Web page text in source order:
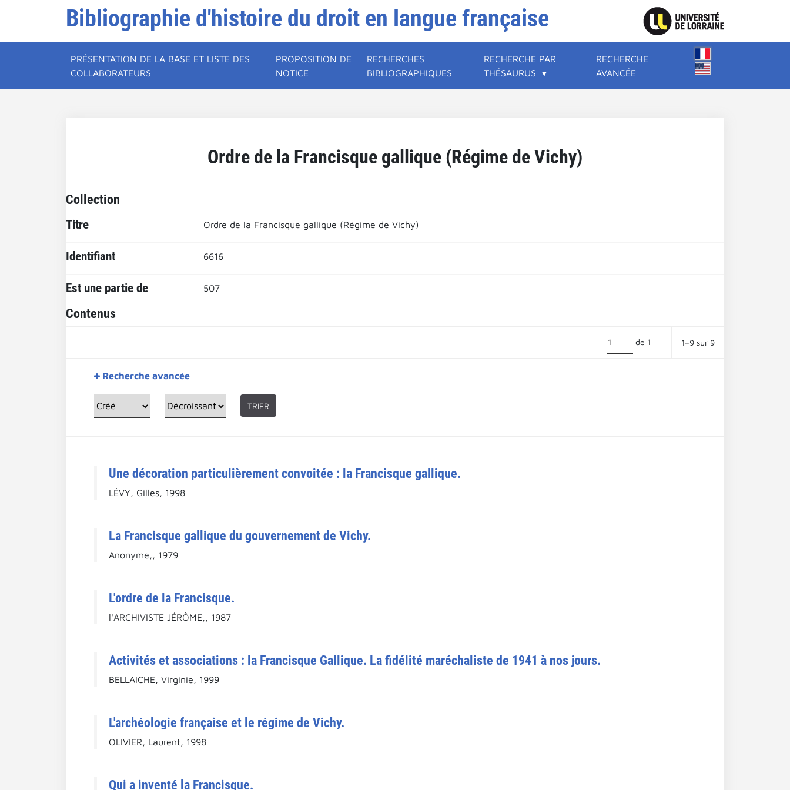
Bibliographie d'histoire du droit en langue française
PRÉSENTATION DE LA BASE ET LISTE DES
COLLABORATEURS
PROPOSITION DE
NOTICE
RECHERCHES
BIBLIOGRAPHIQUES
RECHERCHE PAR
THÉSAURUS
RECHERCHE
AVANCÉE
Ordre de la Francisque gallique (Régime de Vichy)
Collection
Titre Ordre de la Francisque gallique (Régime de Vichy)
Identifiant 6616
Est une partie de 507
Contenus
de 1 1–9 sur 9
Recherche avancée
TRIER
Une décoration particulièrement convoitée : la Francisque gallique.
LÉVY, Gilles, 1998
La Francisque gallique du gouvernement de Vichy.
Anonyme,, 1979
L'ordre de la Francisque.
l'ARCHIVISTE JÉRÔME,, 1987
Activités et associations : la Francisque Gallique. La fidélité maréchaliste de 1941 à nos jours.
BELLAICHE, Virginie, 1999
L'archéologie française et le régime de Vichy.
OLIVIER, Laurent, 1998
Qui a inventé la Francisque.